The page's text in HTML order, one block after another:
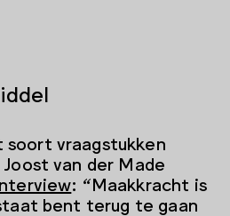
vraagstukken
van der Made
: “Maakkracht is
bent terug te gaan